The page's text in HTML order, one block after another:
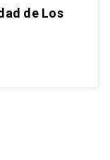
de Los